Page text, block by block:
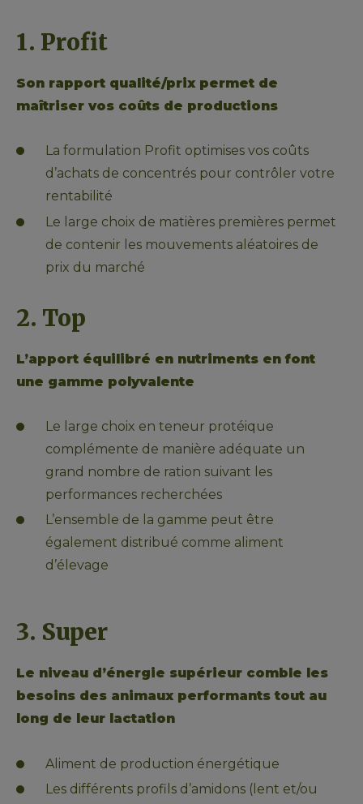
1. Profit
Son rapport qualité/prix permet de
maîtriser vos coûts de productions
La formulation Profit optimises vos coûts
d’achats de concentrés pour contrôler votre
rentabilité
Le large choix de matières premières permet
de contenir les mouvements aléatoires de
prix du marché
2. Top
L’apport équilibré en nutriments en font
une gamme polyvalente
Le large choix en teneur protéique
complémente de manière adéquate un
grand nombre de ration suivant les
performances recherchées
L’ensemble de la gamme peut être
également distribué comme aliment
d’élevage
3. Super
Le niveau d’énergie supérieur comble les
besoins des animaux performants tout au
long de leur lactation
Aliment de production énergétique
Les différents profils d’amidons (lent et/ou